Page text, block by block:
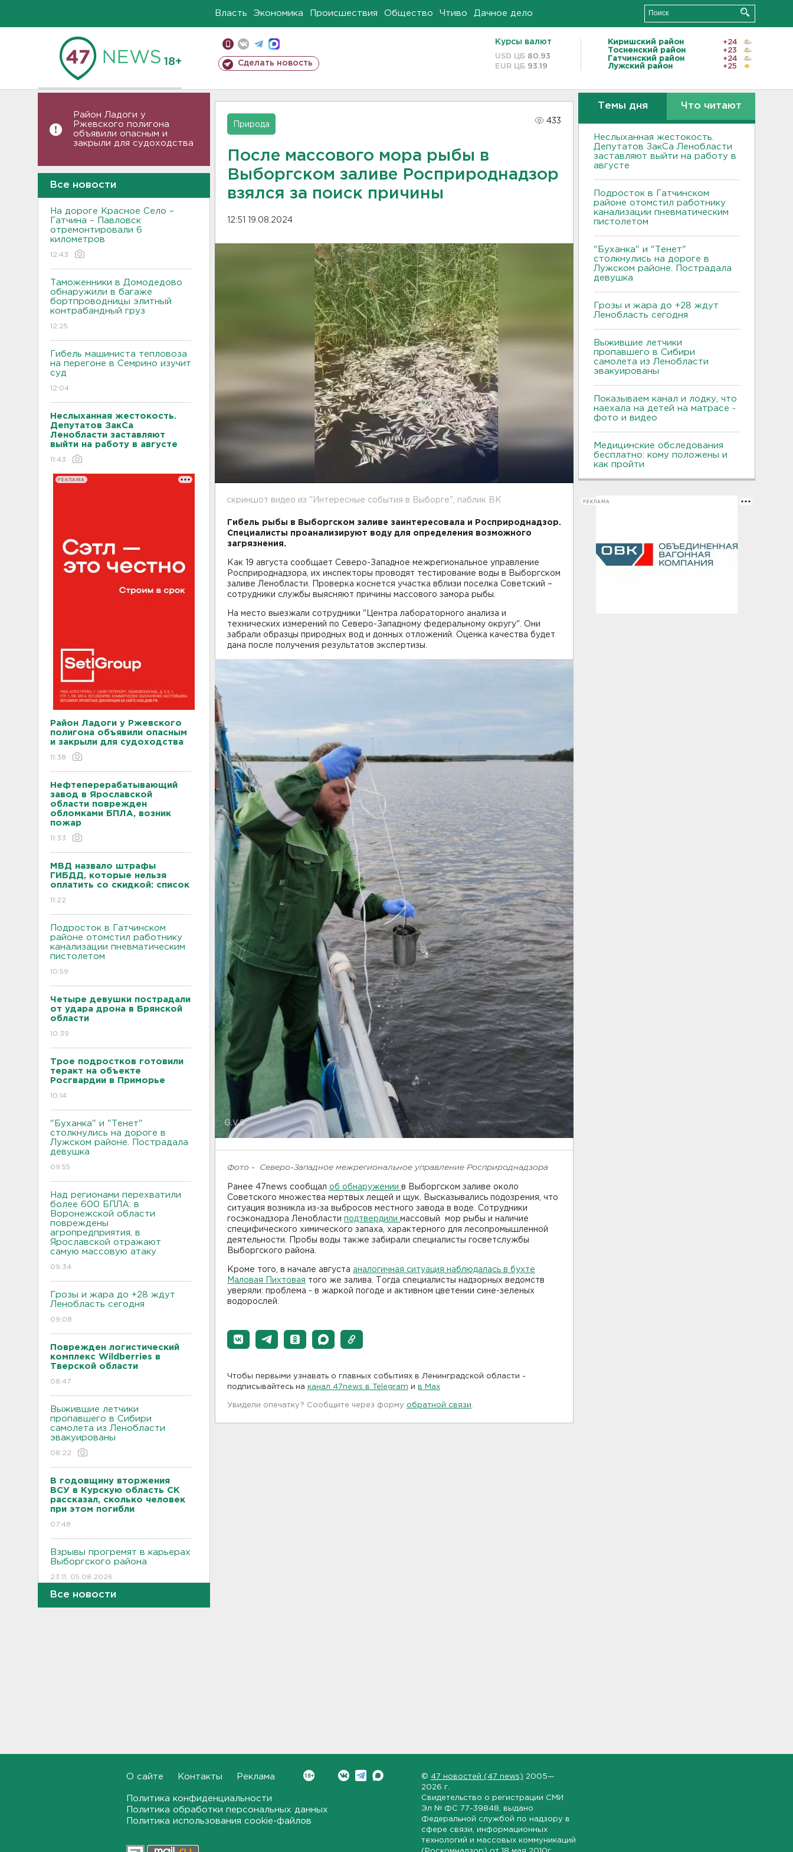
Власть Экономика Происшествия Общество Чтиво Дачное дело
18+ Сделать новость
Курсы валют
USD ЦБ 80.93
EUR ЦБ 93.19
Киришский район
+24
Тосненский район
+23
Гатчинский район
+24
Лужский район
+25
Район Ладоги у
Ржевского полигона
объявили опасным и
закрыли для судоходства
Все новости
На дороге Красное Село –
Гатчина – Павловск
отремонтировали 6
километров
12:43
Таможенники в Домодедово
обнаружили в багаже
бортпроводницы элитный
контрабандный груз
12:25
Гибель машиниста тепловоза
на перегоне в Семрино изучит
суд
12:04
Неслыханная жестокость.
Депутатов ЗакСа
Ленобласти заставляют
выйти на работу в августе
11:43
РЕКЛАМА
Район Ладоги у Ржевского
полигона объявили опасным
и закрыли для судоходства
11:38
Нефтеперерабатывающий
завод в Ярославской
области поврежден
обломками БПЛА, возник
пожар
11:33
МВД назвало штрафы
ГИБДД, которые нельзя
оплатить со скидкой: список
11:22
Подросток в Гатчинском
районе отомстил работнику
канализации пневматическим
пистолетом
10:59
Четыре девушки пострадали
от удара дрона в Брянской
области
10:39
Трое подростков готовили
теракт на объекте
Росгвардии в Приморье
10:14
"Буханка" и "Тенет"
столкнулись на дороге в
Лужском районе. Пострадала
девушка
09:55
Над регионами перехватили
более 600 БПЛА: в
Воронежской области
повреждены
агропредприятия, в
Ярославской отражают
самую массовую атаку
09:34
Грозы и жара до +28 ждут
Ленобласть сегодня
09:08
Поврежден логистический
комплекс Wildberries в
Тверской области
08:47
Выжившие летчики
пропавшего в Сибири
самолета из Ленобласти
эвакуированы
08:22
В годовщину вторжения
ВСУ в Курскую область СК
рассказал, сколько человек
при этом погибли
07:48
Взрывы прогремят в карьерах
Выборгского района
23:11, 05.08.2026
Где и когда в Выборге ждать
отключения горячей воды
Все новости
Природа
433
После массового мора рыбы в
Выборгском заливе Росприроднадзор
взялся за поиск причины
12:51 19.08.2024
скриншот видео из "Интересные события в Выборге", паблик ВК
Гибель рыбы в Выборгском заливе заинтересовала и Росприроднадзор.
Специалисты проанализируют воду для определения возможного
загрязнения.
Как 19 августа сообщает Северо-Западное межрегиональное управление
Росприроднадзора, их инспекторы проводят тестирование воды в Выборгском
заливе Ленобласти. Проверка коснется участка вблизи поселка Советский –
сотрудники службы выясняют причины массового замора рыбы.
На место выезжали сотрудники "Центра лабораторного анализа и
технических измерений по Северо-Западному федеральному округу". Они
забрали образцы природных вод и донных отложений. Оценка качества будет
дана после получения результатов экспертизы.
Фото - Северо-Западное межрегиональное управление Росприроднадзора
Ранее 47news сообщал об обнаружении в Выборгском заливе около
Советского множества мертвых лещей и щук. Высказывались подозрения, что
ситуация возникла из-за выбросов местного завода в воде. Сотрудники
госэконадзора Ленобласти подтвердили массовый мор рыбы и наличие
специфического химического запаха, характерного для лесопромышленной
деятельности. Пробы воды также забирали специалисты госветслужбы
Выборгского района.
Кроме того, в начале августа аналогичная ситуация наблюдалась в бухте
Маловая Пихтовая того же залива. Тогда специалисты надзорных ведомств
уверяли: проблема - в жаркой погоде и активном цветении сине-зеленых
водорослей.
Чтобы первыми узнавать о главных событиях в Ленинградской области -
подписывайтесь на канал 47news в Telegram и в Maх
Увидели опечатку? Сообщите через форму обратной связи
Темы дня Что читают
Неслыханная жестокость.
Депутатов ЗакСа Ленобласти
заставляют выйти на работу в
августе
Подросток в Гатчинском
районе отомстил работнику
канализации пневматическим
пистолетом
"Буханка" и "Тенет"
столкнулись на дороге в
Лужском районе. Пострадала
девушка
Грозы и жара до +28 ждут
Ленобласть сегодня
Выжившие летчики
пропавшего в Сибири
самолета из Ленобласти
эвакуированы
Показываем канал и лодку, что
наехала на детей на матрасе -
фото и видео
Медицинские обследования
бесплатно: кому положены и
как пройти
РЕКЛАМА
О сайте Контакты Реклама
Политика конфиденциальности
Политика обработки персональных данных
Политика использования cookie-файлов
© 47 новостей (47 news) 2005—
2026 г.
Свидетельство о регистрации СМИ
Эл № ФС 77-39848 , выдано
Федеральной службой по надзору в
сфере связи, информационных
технологий и массовых коммуникаций